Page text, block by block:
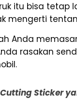
itu bisa tetap
mengerti
Anda
rasakan
Sticker